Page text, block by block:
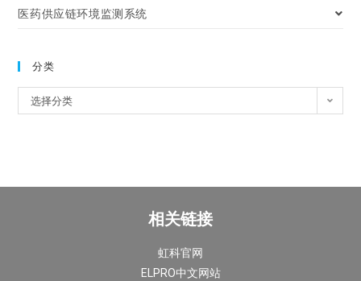
医药供应链环境监测系统
分类
选择分类
相关链接
虹科官网
ELPRO中文网站